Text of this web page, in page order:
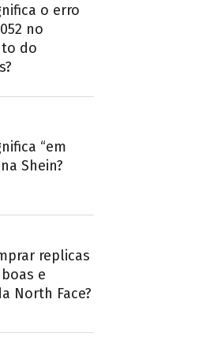
o erro
no
do
“em
Shein?
replicas
e
North Face?